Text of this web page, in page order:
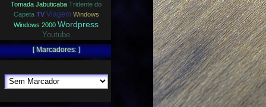
Tomada Jabuticaba Tridente do
Capeta TV Viagem Windows
Windows 2000 Wordpress
Youtube
[ Marcadores: ]